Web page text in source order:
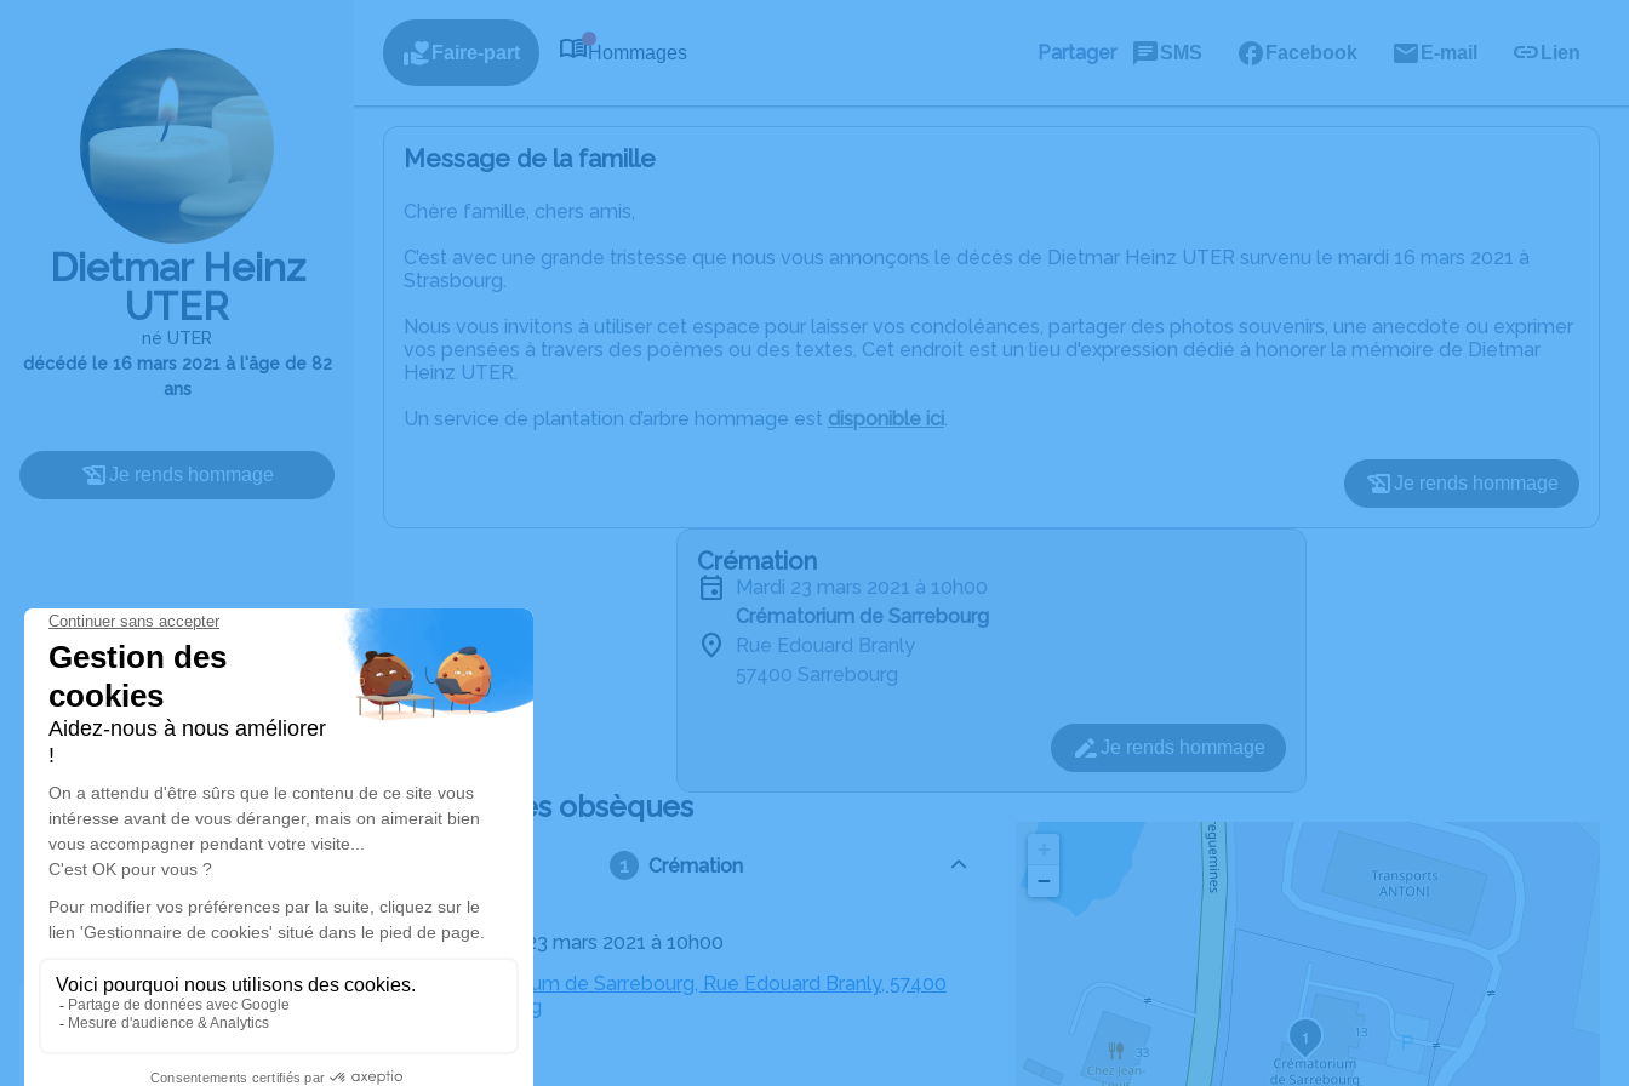
Dietmar Heinz
UTER
né UTER
décédé le 16 mars 2021 à l'âge de 82
ans
Je rends hommage
Faire-part Hommages Partager SMS Facebook E-mail Lien
Message de la famille
Chère famille, chers amis,
C’est avec une grande tristesse que nous vous annonçons le décès de Dietmar Heinz UTER survenu le mardi 16 mars 2021 à
Strasbourg.
Nous vous invitons à utiliser cet espace pour laisser vos condoléances, partager des photos souvenirs, une anecdote ou exprimer
vos pensées à travers des poèmes ou des textes. Cet endroit est un lieu d'expression dédié à honorer la mémoire de Dietmar
Heinz UTER.
Un service de plantation d’arbre hommage est disponible ici.
Je rends hommage
Crémation
mardi 23 mars 2021 à 10h00
Crématorium de Sarrebourg
Rue Edouard Branly
57400 Sarrebourg
Je rends hommage
Déroulé des obsèques
Crémation
Le mardi 23 mars 2021 à 10h00
Crématorium de Sarrebourg, Rue Edouard Branly, 57400
Sarrebourg
1
−